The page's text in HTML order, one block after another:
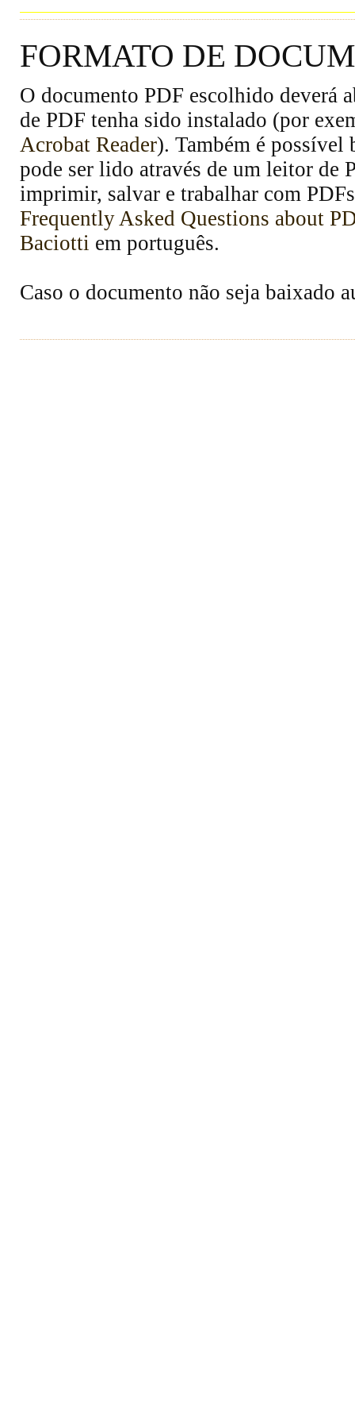
FORMATO DE
O documento PDF escolhido deverá
de PDF tenha sido instalado (por
Acrobat Reader). Também é possível
pode ser lido através de um leitor de
imprimir, salvar e trabalhar com
Frequently Asked Questions about
Baciotti em português.
Caso o documento não seja baixado